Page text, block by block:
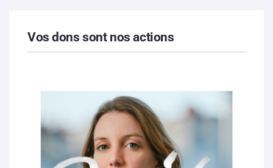
Vos dons sont nos actions